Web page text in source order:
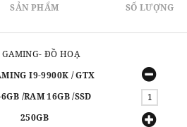
SẢN PHẨM SỐ LƯỢNG
GAMING- ĐỒ HOẠ
I9-9900K / GTX
/RAM 16GB /SSD
250GB